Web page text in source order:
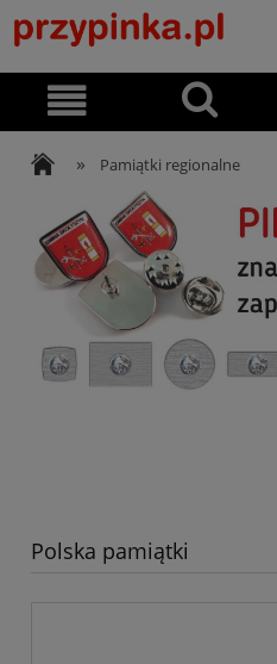
» Pamiątki regionalne
Polska pamiątki